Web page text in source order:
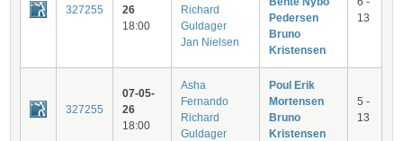
327255
26
18:00
Richard
Guldager
Jan Nielsen
Pedersen
Bruno
Kristensen
13
327255
07-05-
26
18:00
Asha
Fernando
Richard
Guldager
Poul Erik
Mortensen
Bruno
Kristensen
5 -
13